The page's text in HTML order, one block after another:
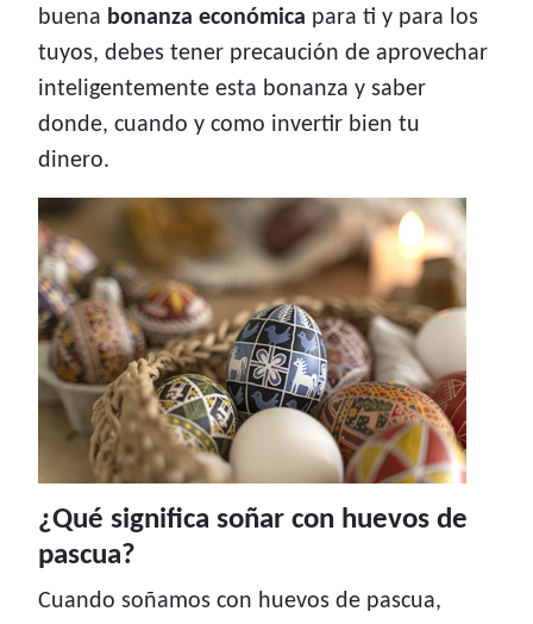
buena bonanza económica para ti y para los
tuyos, debes tener precaución de aprovechar
inteligentemente esta bonanza y saber
donde, cuando y como invertir bien tu
dinero.
¿Qué significa soñar con huevos de
pascua?
Cuando soñamos con huevos de pascua,